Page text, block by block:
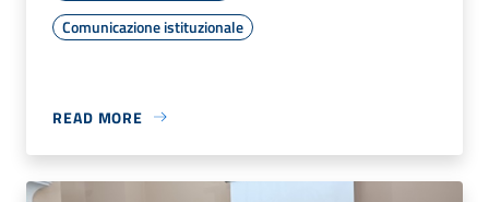
Comunicazione istituzionale
READ MORE